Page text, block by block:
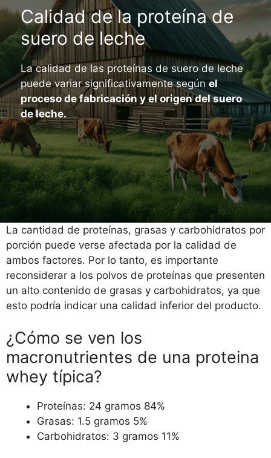
Calidad de la proteína de
suero de leche
La calidad de las proteínas de suero de leche
puede variar significativamente segúnel
proceso de fabricación y el origen del suero
de leche.
La cantidad de proteínas, grasas y carbohidratos por
porción puede verse afectada por la calidad de
ambos factores. Por lo tanto, es importante
reconsiderar a los polvos de proteínas que presenten
un alto contenido de grasas y carbohidratos, ya que
esto podría indicar una calidad inferior del producto.
¿Cómo se ven los
macronutrientes de una proteina
whey típica?
Proteínas: 24 gramos 84%
Grasas: 1.5 gramos 5%
Carbohidratos: 3 gramos 11%